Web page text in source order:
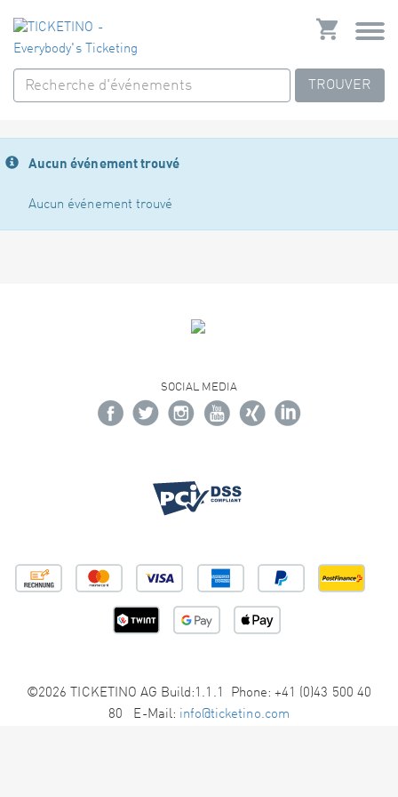
TROUVER
Aucun événement trouvé
Aucun événement trouvé
SOCIAL MEDIA
©2026 TICKETINO AG Build:1.1.1 Phone: +41 (0)43 500 40
80 E-Mail: info@ticketino.com